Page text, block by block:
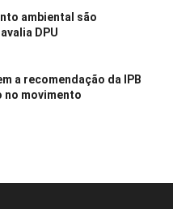
ambiental são
DPU
a recomendação da IPB
no movimento